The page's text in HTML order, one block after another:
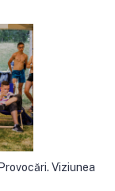
Viziunea